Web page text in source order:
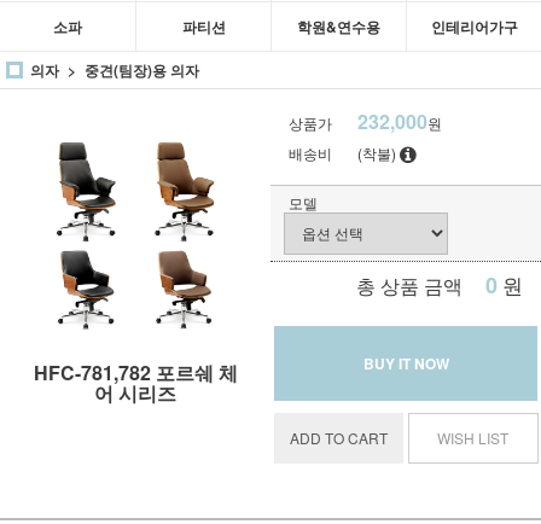
소파 파티션 학원&연수용
인테리어가구
의자
중견(팀장)용 의자
HFC-781,782 포르쉐 체
어 시리즈
상품가 232,000원
배송비
(착불)
모델
총 상품 금액 0 원
BUY IT NOW
ADD TO CART WISH LIST